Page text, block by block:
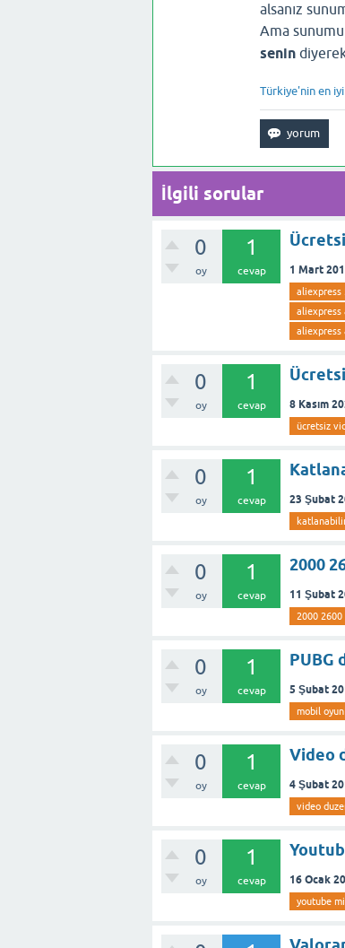
alsanız
Ama
senin
Türkiye'nin en
İlgili sorular
0
oy
1
cevap 1 Mart
aliexpress
aliexpress
aliexpress
0
oy
1
cevap 8 Kasım
ücretsiz
0
oy
1
cevap 23 Şubat
0
oy
1
cevap
2000
11 Şubat
2000
0
oy
1
cevap
PUBG
5 Şubat
mobil
0
oy
1
cevap
Video
4 Şubat
video
0
oy
1
cevap 16 Ocak
youtube